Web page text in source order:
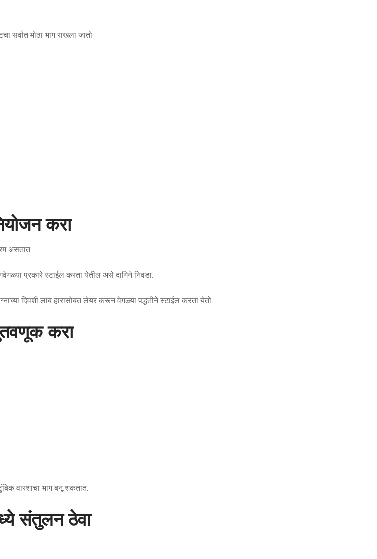
सर्वात मोठा भाग राखला जातो.
करा
असतात.
प्रकारे स्टाईल करता येतील असे दागिने निवडा.
दिवशी लांब हारासोबत लेयर करून वेगळ्या पद्धतीने स्टाईल करता येतो.
करा
वारशाचा भाग बनू शकतात.
संतुलन ठेवा